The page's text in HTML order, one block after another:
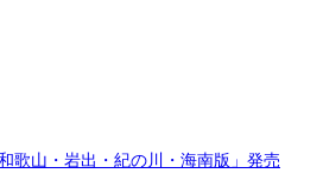
歌山・岩出・紀の川・海南版」発売